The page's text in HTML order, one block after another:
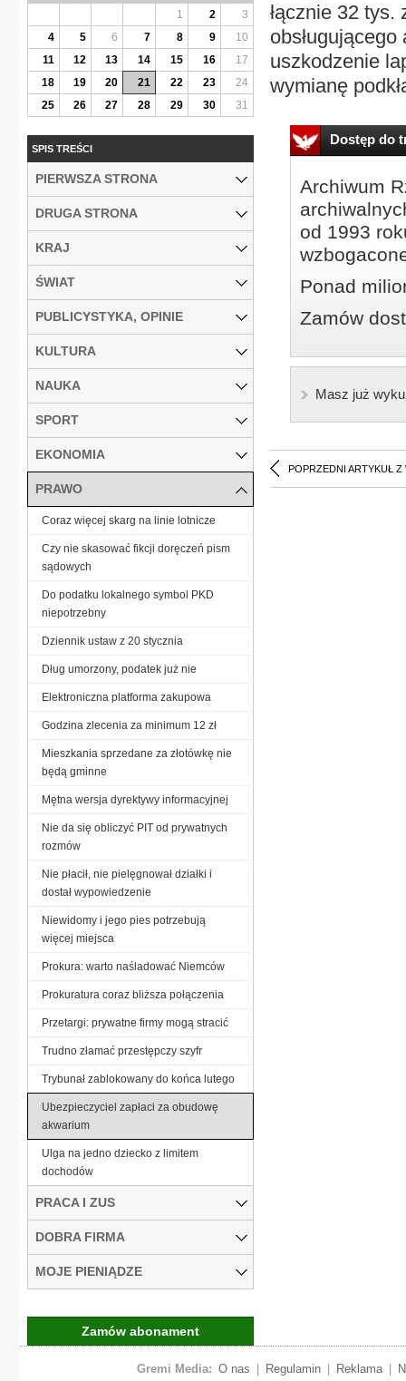
łącznie 32 tys.
uszkodzenie
wymianę
Dostęp do
Archiwum
od 1993
Ponad
Zamów
Masz już
POPRZEDNI ARTYKUŁ Z
1
2
3
4
5 6 7 8 9
10
11
12 13 14 15 16
17
18
19 20 21 22 23
24
25
26 27 28 29 30 31
SPIS TREŚCI
PIERWSZA STRONA
DRUGA STRONA
KRAJ
ŚWIAT
PUBLICYSTYKA, OPINIE
KULTURA
NAUKA
SPORT
EKONOMIA
PRAWO
Coraz więcej skarg na linie lotnicze
Czy nie skasować fikcji doręczeń pism
sądowych
Do podatku lokalnego symbol PKD
niepotrzebny
Dziennik ustaw z 20 stycznia
Dług umorzony, podatek już nie
Elektroniczna platforma zakupowa
Godzina zlecenia za minimum 12 zł
Mieszkania sprzedane za złotówkę nie
będą gminne
Mętna wersja dyrektywy informacyjnej
Nie da się obliczyć PIT od prywatnych
rozmów
Nie płacił, nie pielęgnował działki i
dostał wypowiedzenie
Niewidomy i jego pies potrzebują
więcej miejsca
Prokura: warto naśladować Niemców
Prokuratura coraz bliższa połączenia
Przetargi: prywatne firmy mogą stracić
Trudno złamać przestępczy szyfr
Trybunał zablokowany do końca lutego
Ubezpieczyciel zapłaci za obudowę
akwarium
Ulga na jedno dziecko z limitem
dochodów
PRACA I ZUS
DOBRA FIRMA
MOJE PIENIĄDZE
Zamów abonament
Gremi Media: O nas Regulamin Reklama